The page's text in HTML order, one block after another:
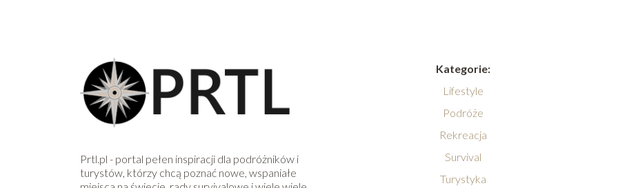
Prtl.pl - portal pełen inspiracji dla podróżników i
turystów, którzy chcą poznać nowe, wspaniałe
Kategorie:
Lifestyle
Podróże
Rekreacja
Survival
Turystyka